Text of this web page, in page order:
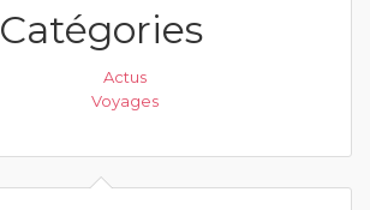
Catégories
Actus
Voyages